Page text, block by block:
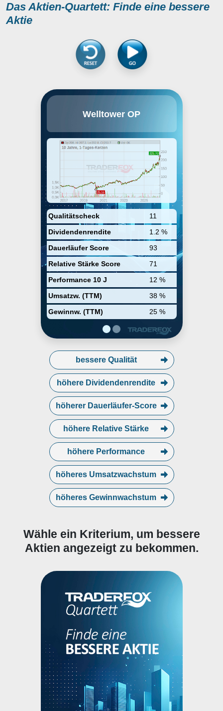
Das Aktien-Quartett: Finde eine bessere
Aktie
Welltower OP
Qualitätscheck
11
Dividendenrendite
1.2 %
Dauerläufer Score
93
Relative Stärke Score
71
Performance 10 J
12 %
Umsatzw. (TTM)
38 %
Gewinnw. (TTM)
25 %
diversifiziertes
vorhandenen Immobilien, die sich
auf Seniorenwohnungen,
Arztpraxen und qualifizierte
Pflege/Postakutpflege verteilen.
Portfolio umfasst über 100
Immobilien in Kanada und
Vereinigten Königreich, da es
nach zusätzlichen
Investitionsmöglichkeiten in
Ländern mit ausgereiften
Gesundheitssystemen sucht, die
ähnlich wie in den USA
funktionieren.
bessere Qualität
höhere Dividendenrendite
höherer Dauerläufer-Score
höhere Relative Stärke
höhere Performance
höheres Umsatzwachstum
höheres Gewinnwachstum
Wähle ein Kriterium, um bessere
Aktien angezeigt zu bekommen.